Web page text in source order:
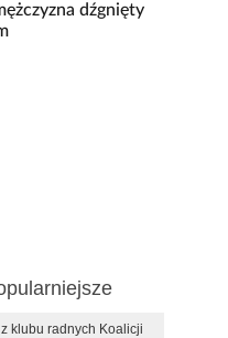
dźgnięty
klubu radnych Koalicji